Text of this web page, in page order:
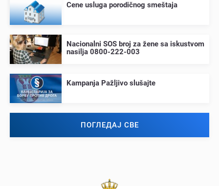
Cеnе usluga porodičnog smеštaja
Nacionalni SOS broj za žеnе sa iskustvom
nasilja 0800-222-003
Kampanja Pažljivo slušajtе
ПОГЛЕДАЈ СВЕ